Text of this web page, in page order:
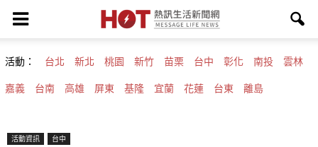
活動： 台北 新北 桃園 新竹 苗栗 台中 彰化 南投 雲林
嘉義 台南 高雄 屏東 基隆 宜蘭 花蓮 台東 離島
活動資訊 台中